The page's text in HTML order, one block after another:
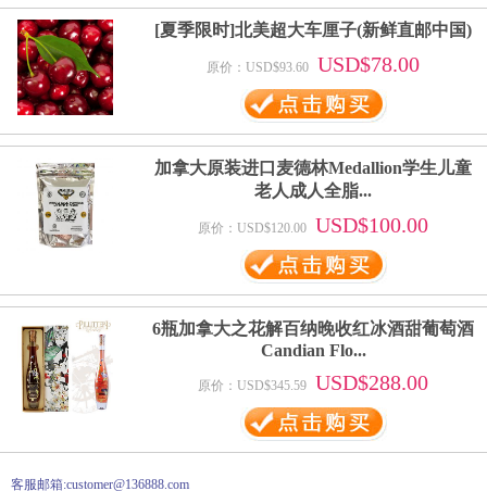
[夏季限时]北美超大车厘子(新鲜直邮中国)
原价：USD$93.60 USD$78.00
加拿大原装进口麦德林Medallion学生儿童
老人成人全脂...
原价：USD$120.00 USD$100.00
6瓶加拿大之花解百纳晚收红冰酒甜葡萄酒
Candian Flo...
原价：USD$345.59 USD$288.00
客服邮箱:customer@136888.com